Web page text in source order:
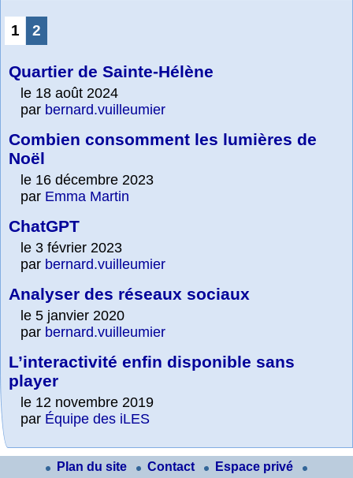
1 2
Quartier de Sainte-Hélène
le 18 août 2024
par bernard.vuilleumier
Combien consomment les lumières de
Noël
le 16 décembre 2023
par Emma Martin
ChatGPT
le 3 février 2023
par bernard.vuilleumier
Analyser des réseaux sociaux
le 5 janvier 2020
par bernard.vuilleumier
L’interactivité enfin disponible sans
player
le 12 novembre 2019
par Équipe des iLES
Plan du site Contact Espace privé